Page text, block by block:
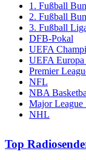
1. Fußball
2. Fußball
3. Fußball
DFB-Pokal
UEFA
UEFA Europa
Premier
NFL
NBA
Major League
NHL
Top